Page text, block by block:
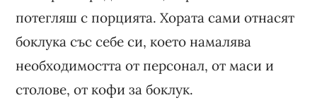
потегляш с порцията. Хората сами отнасят
боклука със себе си, което намалява
необходимостта от персонал, от маси и
столове, от кофи за боклук.